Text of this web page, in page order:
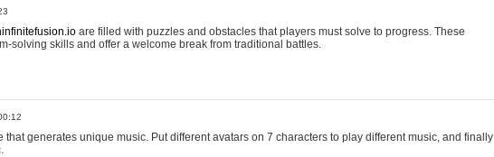
are filled with puzzles and obstacles that players must solve to progress. These
solving skills and offer a welcome break from traditional battles.
that generates unique music. Put different avatars on 7 characters to play different music, and finally